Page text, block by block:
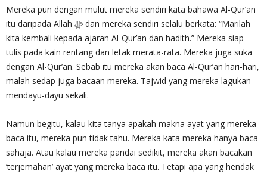
Mereka pun dengan mulut mereka sendiri kata bahawa Al-Qur’an
itu daripada Allah ‎ﷻ dan mereka sendiri selalu berkata: “Marilah
kita kembali kepada ajaran Al-Qur’an dan hadith.” Mereka siap
tulis pada kain rentang dan letak merata-rata. Mereka juga suka
dengan Al-Qur’an. Sebab itu mereka akan baca Al-Qur’an hari-hari,
malah sedap juga bacaan mereka. Tajwid yang mereka lagukan
mendayu-dayu sekali.
Namun begitu, kalau kita tanya apakah makna ayat yang mereka
baca itu, mereka pun tidak tahu. Mereka kata mereka hanya baca
sahaja. Atau kalau mereka pandai sedikit, mereka akan bacakan
‘terjemahan’ ayat yang mereka baca itu. Tetapi apa yang hendak